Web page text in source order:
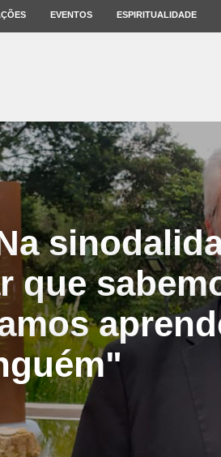
EVENTOS ESPIRITUALIDADE
que